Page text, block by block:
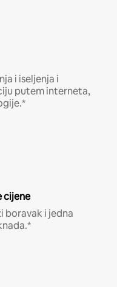
i iseljenja i
putem interneta,
cijene
boravak i jedna